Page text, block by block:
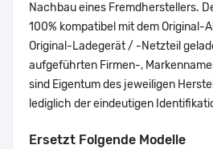
Nachbau eines Fremdherstellers.
100% kompatibel mit dem Original-
Original-Ladegerät / -Netzteil
aufgeführten Firmen-,
sind Eigentum des jeweiligen
lediglich der eindeutigen
Ersetzt Folgende Modelle